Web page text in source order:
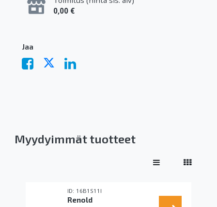
0,00 €
Jaa
Myydyimmät tuotteet
16B1S11I
Renold